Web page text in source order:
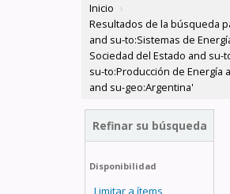
Inicio ›
Resultados de la búsqueda
and su-to:Sistemas de
Sociedad del Estado and su-
su-to:Producción de Energía
and su-geo:Argentina'
Refinar su búsqueda
Disponibilidad
Limitar a ítems